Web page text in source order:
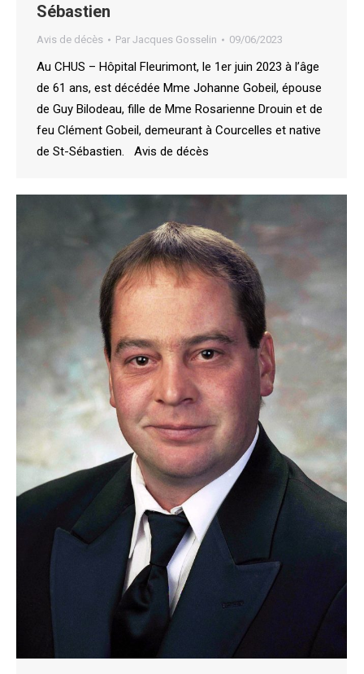
Sébastien
Avis de décès Par Jacques Gosselin 09/06/2023
Au CHUS – Hôpital Fleurimont, le 1er juin 2023 à l’âge
de 61 ans, est décédée Mme Johanne Gobeil, épouse
de Guy Bilodeau, fille de Mme Rosarienne Drouin et de
feu Clément Gobeil, demeurant à Courcelles et native
de St-Sébastien. Avis de décès